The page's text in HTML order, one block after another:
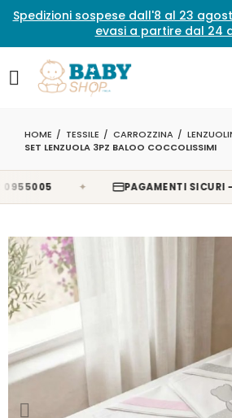
Spedizioni sospese dall'8 al 23
evasi a partire dal 24
HOME TESSILE CARROZZINA
SET LENZUOLA 3PZ BALOO COCCOLISSIMI
✦ PAGAMENTI SICURI -